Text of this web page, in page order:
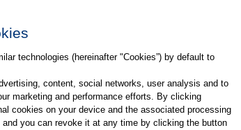
Digitale Lösungen
Aufklärungsbögen
Produkt-Hilfe
Support
Whitepaper & Infomaterial
technologies (hereinafter "Cookies”) by default to
content, social networks, user analysis and to
marketing and performance efforts. By clicking
cookies on your device and the associated processing
you can revoke it at any time by clicking the button